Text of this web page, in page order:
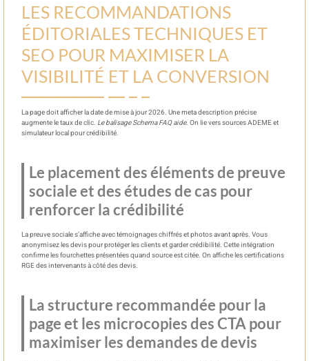
LES RECOMMANDATIONS
ÉDITORIALES TECHNIQUES ET
SEO POUR MAXIMISER LA
VISIBILITÉ ET LA CONVERSION
La page doit afficher la date de mise à jour 2026. Une meta description précise
augmente le taux de clic. Le balisage Schema FAQ aide. On lie vers sources ADEME et
simulateur local pour crédibilité.
Le placement des éléments de preuve
sociale et des études de cas pour
renforcer la crédibilité
La preuve sociale s’affiche avec témoignages chiffrés et photos avant après. Vous
anonymisez les devis pour protéger les clients et garder crédibilité. Cette intégration
confirme les fourchettes présentées quand source est citée. On affiche les certifications
RGE des intervenants à côté des devis.
La structure recommandée pour la
page et les microcopies des CTA pour
maximiser les demandes de devis